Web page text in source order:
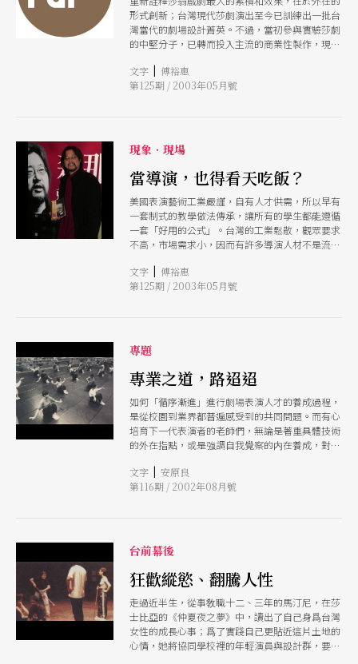
形式創新；台灣現代莎劇演出至今已訓練出一批台
灣當代的劇場設計菁英。不過，當初參與實驗莎劇
的中堅分子，已轉而投入主流的商業性製作，現在
者年齡和資歷的不同，我們還是看到上、下兩代創
作者對莎劇詮釋態度與立場的差異，這又隱然與創
文字 | 傅裕惠
第125期 / 2003年05月號
現象‧現場
當導演，也得看天吃飯？
美國表演藝術工業嚴謹，自有人才供需，所以早有
一套制式的教學做法傳承，讓所有的學生都能遵循
一套「好用的公式」。台灣的工業鬆散，觀眾要求
不高，市場需求小，因而有許多導演人材不是流
亮的導演老師主導校園製作，單純以演員角度考量
的劇場創作，其實不難發現創意的「奇蹟」與「生
文字 | 傅裕惠
第125期 / 2003年05月號
專題
專業之道，路迢迢
如何「循序漸進」進行劇場表演人才的養成過程，
是從校園到業界都普遍感受到的共同問題。而有心
培育下一代表演者的老師們，無論是著重具體技術
的外在指點，或是強調自我覺察的内在養成，對於
己的不妥協的教學態度。
文字 | 安原良
第116期 / 2002年08月號
台前幕後
狂歡縱慾、翻騰人性
走過近半生，從事敎職十二、三年的馬汀尼，在莎
士比亞的《仲夏夜之夢》中，讀出了自己身爲台灣
女性的成長心事；爲了實踐自己更貼近這片土地的
心情，她將協同學校裡的年輕演員與設計群，要把